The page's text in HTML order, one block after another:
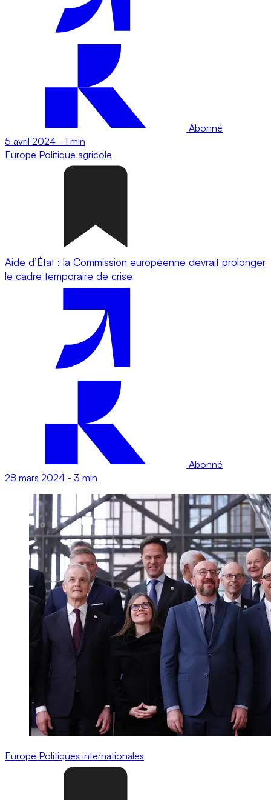
Abonné
5 avril 2024 - 1 min
Europe Politique agricole
Aide d’État : la Commission européenne devrait prolonger
le cadre temporaire de crise
Abonné
28 mars 2024 - 3 min
Europe Politiques internationales